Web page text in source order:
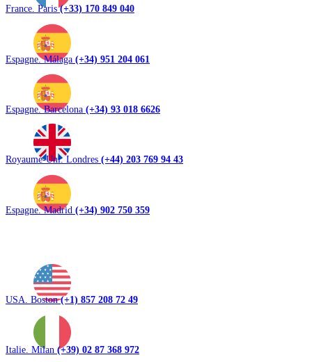
France. Paris(+33) 170 849 040
Espagne. Málaga (+34) 951 204 061
Espagne. Barcelona (+34) 93 018 6626
Royaume-Uni. Londres (+44) 203 769 94 43
Espagne. Madrid (+34) 902 750 359
USA. Boston(+1) 857 208 72 49
Italie. Milan (+39) 02 87 368 972